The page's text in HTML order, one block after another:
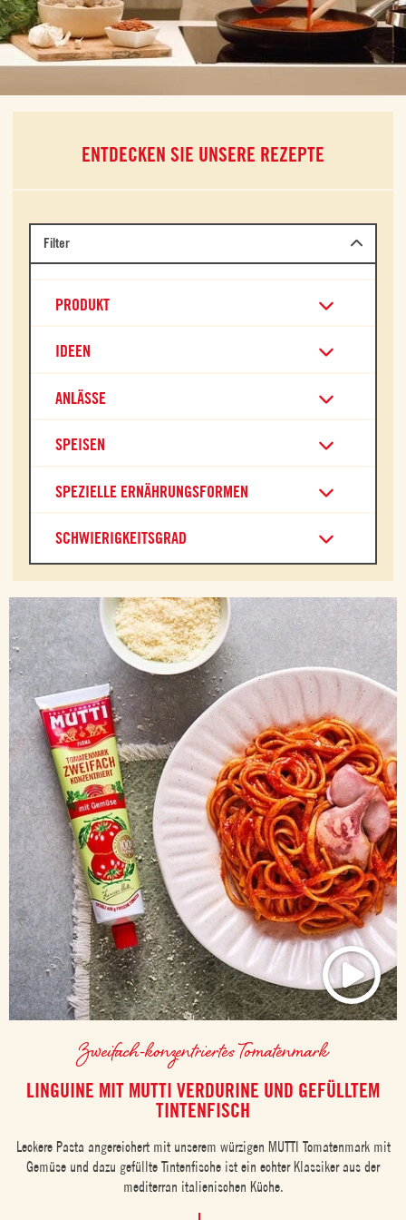
ENTDECKEN SIE UNSERE REZEPTE
Filter
PRODUKT
IDEEN
ANLÄSSE
SPEISEN
SPEZIELLE ERNÄHRUNGSFORMEN
SCHWIERIGKEITSGRAD
Zweifach-konzentriertes Tomatenmark
LINGUINE MIT MUTTI VERDURINE UND GEFÜLLTEM
TINTENFISCH
Leckere Pasta angereichert mit unserem würzigen MUTTI Tomatenmark mit
Gemüse und dazu gefüllte Tintenfische ist ein echter Klassiker aus der
mediterran italienischen Küche.